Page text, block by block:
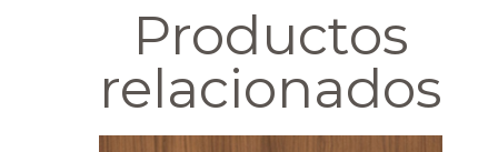
Productos
relacionados